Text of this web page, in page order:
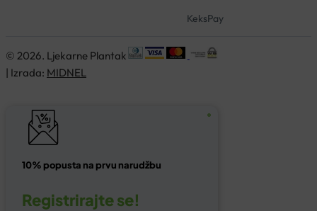
KeksPay
© 2026. Ljekarne Plantak
| Izrada: MIDNEL
10% popusta na prvu narudžbu
Registrirajte se!